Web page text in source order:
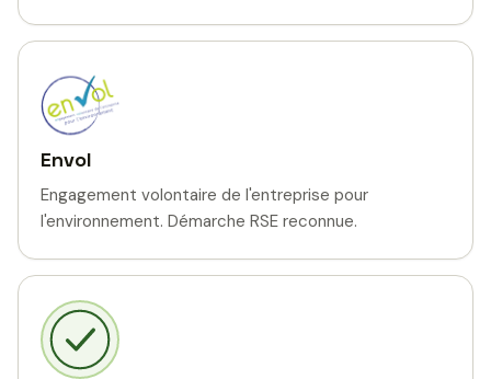
Envol
Engagement volontaire de l'entreprise pour
l'environnement. Démarche RSE reconnue.